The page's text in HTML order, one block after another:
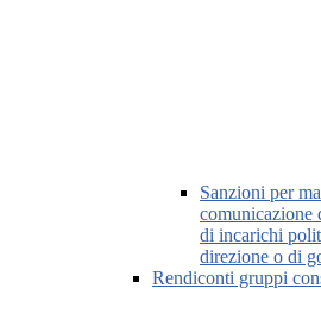
Sanzioni per
comunicazione
di incarichi
direzione o di
Rendiconti gruppi